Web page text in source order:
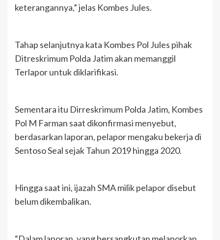
keterangannya,” jelas Kombes Jules.
Tahap selanjutnya kata Kombes Pol Jules pihak
Ditreskrimum Polda Jatim akan memanggil
Terlapor untuk diklarifikasi.
Sementara itu Dirreskrimum Polda Jatim, Kombes
Pol M Farman saat dikonfirmasi menyebut,
berdasarkan laporan, pelapor mengaku bekerja di
Sentoso Seal sejak Tahun 2019 hingga 2020.
Hingga saat ini, ijazah SMA milik pelapor disebut
belum dikembalikan.